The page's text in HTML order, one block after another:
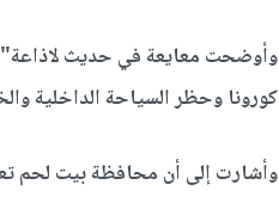
وأوضحت معايعة في حديث
كورونا وحظر السياحة الداخلية
وأشارت إلى أن محافظة بيت لحم